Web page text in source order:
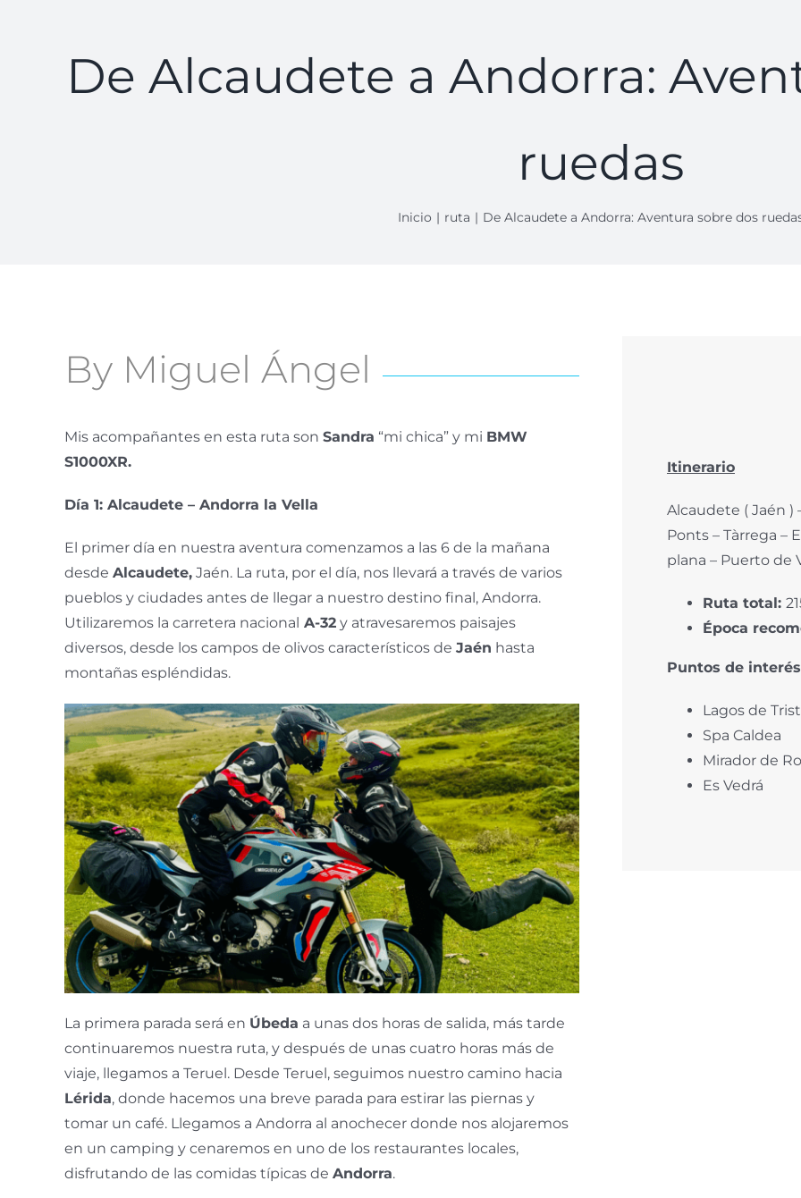
De Alcaudete a Andorra:
ruedas
Inicio ruta De Alcaudete a Andorra: Aventura sobre dos
By Miguel Ángel
Mis acompañantes en esta ruta son Sandra “mi chica” y mi BMW
S1000XR.
Día 1: Alcaudete – Andorra la Vella
El primer día en nuestra aventura comenzamos a las 6 de la mañana
desde Alcaudete, Jaén. La ruta, por el día, nos llevará a través de varios
pueblos y ciudades antes de llegar a nuestro destino final, Andorra.
Utilizaremos la carretera nacional A-32 y atravesaremos paisajes
diversos, desde los campos de olivos característicos de Jaén hasta
montañas espléndidas.
La primera parada será en Úbeda a unas dos horas de salida, más tarde
continuaremos nuestra ruta, y después de unas cuatro horas más de
viaje, llegamos a Teruel. Desde Teruel, seguimos nuestro camino hacia
Lérida, donde hacemos una breve parada para estirar las piernas y
tomar un café. Llegamos a Andorra al anochecer donde nos alojaremos
en un camping y cenaremos en uno de los restaurantes locales,
disfrutando de las comidas típicas de Andorra.
Itinerario
Alcaudete ( Jaén )
Ponts – Tàrrega –
plana – Puerto de
Ruta total:
Época
Puntos de
Lagos de
Spa Caldea
Mirador de
Es Vedrá